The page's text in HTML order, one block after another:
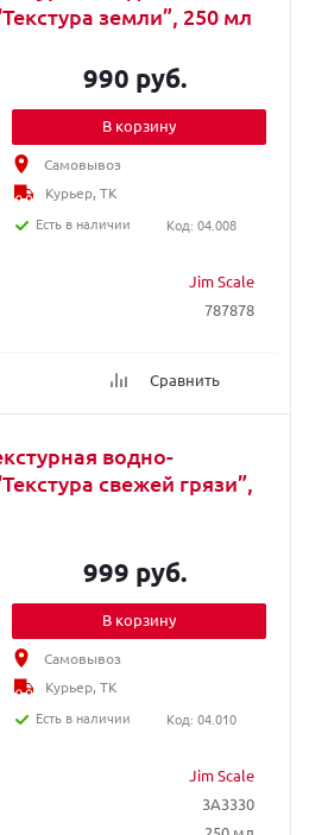
земли”, 250 мл
Jim Scale
787878
Сравнить
990 руб.
В корзину
Самовывоз
Курьер, ТК
Есть в наличии
Код: 04.008
водно-
свежей грязи”,
Jim Scale
3A3330
999 руб.
В корзину
Самовывоз
Курьер, ТК
Есть в наличии
Код: 04.010